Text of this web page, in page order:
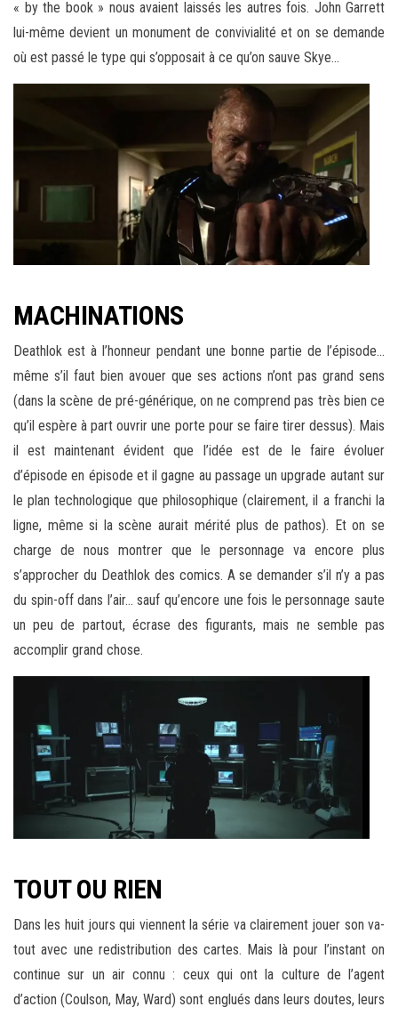
« by the book » nous avaient laissés les autres fois. John Garrett
lui-même devient un monument de convivialité et on se demande
où est passé le type qui s’opposait à ce qu’on sauve Skye…
MACHINATIONS
Deathlok est à l’honneur pendant une bonne partie de l’épisode…
même s’il faut bien avouer que ses actions n’ont pas grand sens
(dans la scène de pré-générique, on ne comprend pas très bien ce
qu’il espère à part ouvrir une porte pour se faire tirer dessus). Mais
il est maintenant évident que l’idée est de le faire évoluer
d’épisode en épisode et il gagne au passage un upgrade autant sur
le plan technologique que philosophique (clairement, il a franchi la
ligne, même si la scène aurait mérité plus de pathos). Et on se
charge de nous montrer que le personnage va encore plus
s’approcher du Deathlok des comics. A se demander s’il n’y a pas
du spin-off dans l’air… sauf qu’encore une fois le personnage saute
un peu de partout, écrase des figurants, mais ne semble pas
accomplir grand chose.
TOUT OU RIEN
Dans les huit jours qui viennent la série va clairement jouer son va-
tout avec une redistribution des cartes. Mais là pour l’instant on
continue sur un air connu : ceux qui ont la culture de l’agent
d’action (Coulson, May, Ward) sont englués dans leurs doutes, leurs